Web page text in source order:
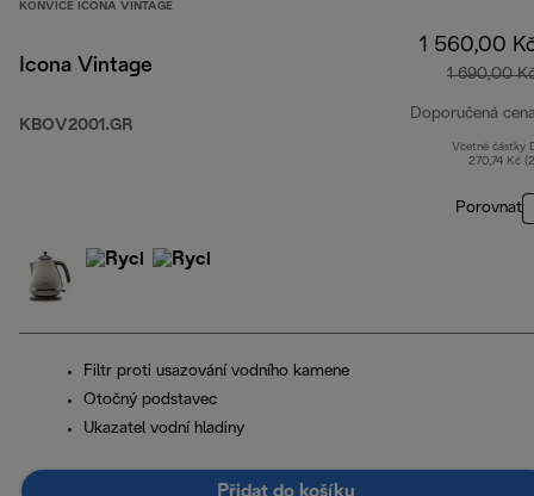
KONVICE ICONA VINTAGE
Icona Vintage
KBOV2001.GR
1 560,00
1 690,00
Doporučená
Včetně částky
270,74 Kč
Porovnat
Filtr proti usazování vodního kamene
Otočný podstavec
Ukazatel vodní hladiny
Přidat do košíku